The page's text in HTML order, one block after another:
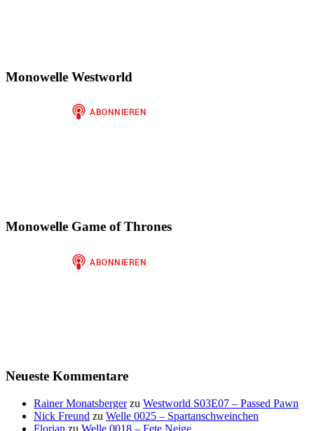
Monowelle Westworld
Monowelle Game of Thrones
Neueste Kommentare
Rainer Monatsbergerzu Westworld S03E07 – Passed Pawn
Nick Freund zu Welle 0025 – Spartanschweinchen
Florian zu Welle 0018 – Fete Neige